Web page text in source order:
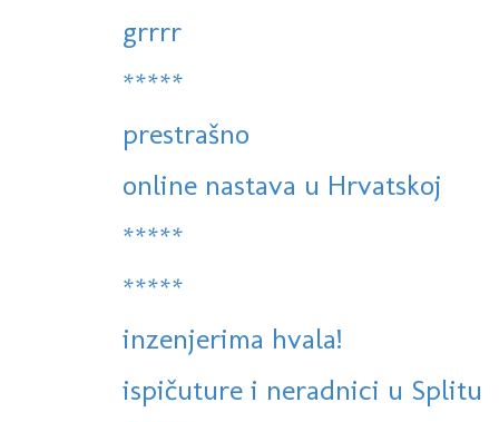
grrrr
*****
prestrašno
online nastava u Hrvatskoj
*****
*****
inzenjerima hvala!
ispičuture i neradnici u Splitu